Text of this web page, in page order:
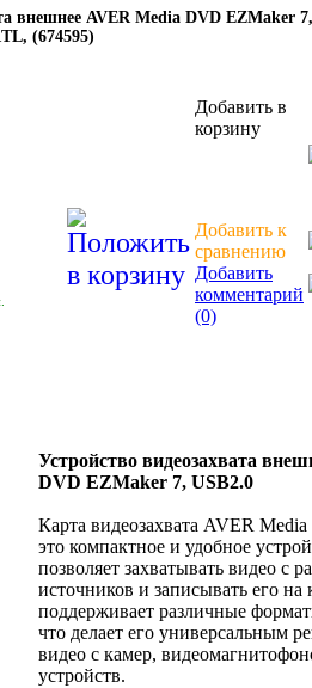
внешнее AVER Media DVD EZMaker
(674595)
Добавить в
корзину
Добавить к
сравнению
Добавить
комментарий
(0)
Устройство видеозахвата
DVD EZMaker 7, USB2.0
Карта видеозахвата AVER
это компактное и удобное
позволяет захватывать видео с
источников и записывать его
поддерживает различные
что делает его универсальным
видео с камер,
устройств.